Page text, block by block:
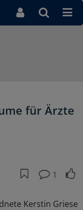
für Ärzte
1
Kerstin Griese